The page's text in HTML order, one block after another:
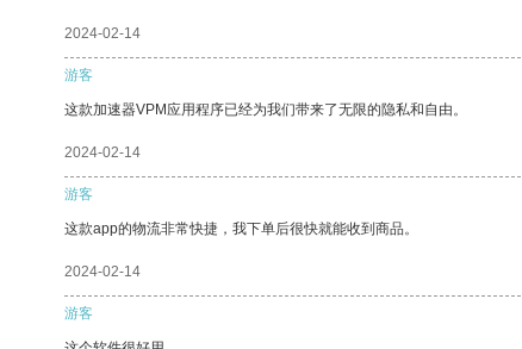
2024-02-14
游客
这款加速器VPM应用程序已经为我们带来了无限的隐私和自由。
2024-02-14
游客
这款app的物流非常快捷，我下单后很快就能收到商品。
2024-02-14
游客